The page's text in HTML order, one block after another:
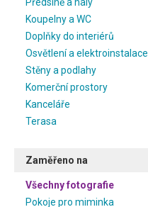
Koupelny a WC
Doplňky do interiérů
Osvětlení a elektroinstalace
Stěny a podlahy
Komerční prostory
Kanceláře
Terasa
Zaměřeno na
Všechny fotografie
Pokoje pro miminka